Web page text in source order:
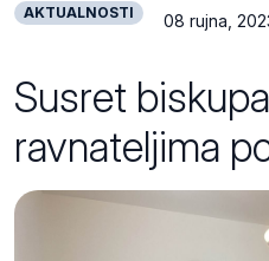
AKTUALNOSTI 08 rujna,
Susret
ravnateljima